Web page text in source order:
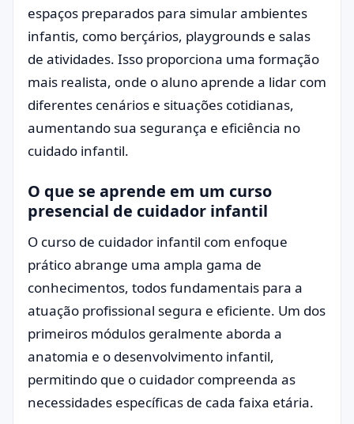
espaços preparados para simular ambientes
infantis, como berçários, playgrounds e salas
de atividades. Isso proporciona uma formação
mais realista, onde o aluno aprende a lidar com
diferentes cenários e situações cotidianas,
aumentando sua segurança e eficiência no
cuidado infantil.
O que se aprende em um curso
presencial de cuidador infantil
O curso de cuidador infantil com enfoque
prático abrange uma ampla gama de
conhecimentos, todos fundamentais para a
atuação profissional segura e eficiente. Um dos
primeiros módulos geralmente aborda a
anatomia e o desenvolvimento infantil,
permitindo que o cuidador compreenda as
necessidades específicas de cada faixa etária.